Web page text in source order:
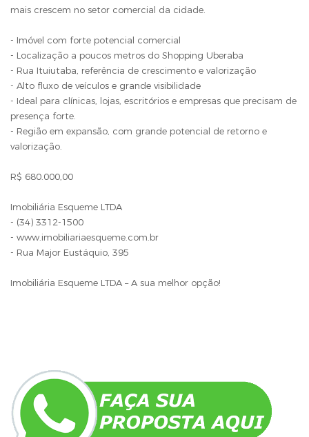
mais crescem no setor comercial da cidade.
- Imóvel com forte potencial comercial
- Localização a poucos metros do Shopping Uberaba
- Rua Ituiutaba, referência de crescimento e valorização
- Alto fluxo de veículos e grande visibilidade
- Ideal para clínicas, lojas, escritórios e empresas que precisam de
presença forte.
- Região em expansão, com grande potencial de retorno e
valorização.
R$ 680.000,00
Imobiliária Esqueme LTDA
- (34) 3312-1500
- www.imobiliariaesqueme.com.br
- Rua Major Eustáquio, 395
Imobiliária Esqueme LTDA – A sua melhor opção!